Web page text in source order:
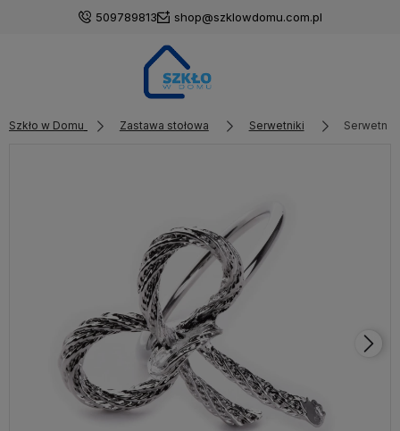
509789813 shop@szklowdomu.com.pl
Szkło w Domu Zastawa stołowa Serwetniki Serwetnik